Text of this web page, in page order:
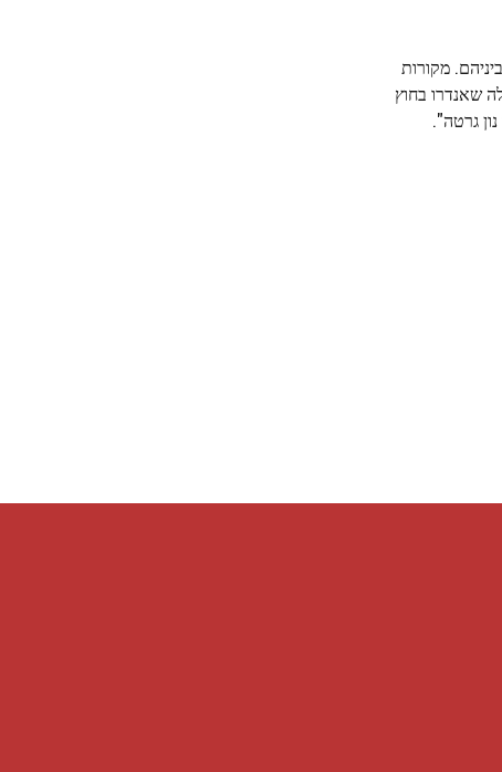
מקורות
שאנדרו בחוץ
גרטה".